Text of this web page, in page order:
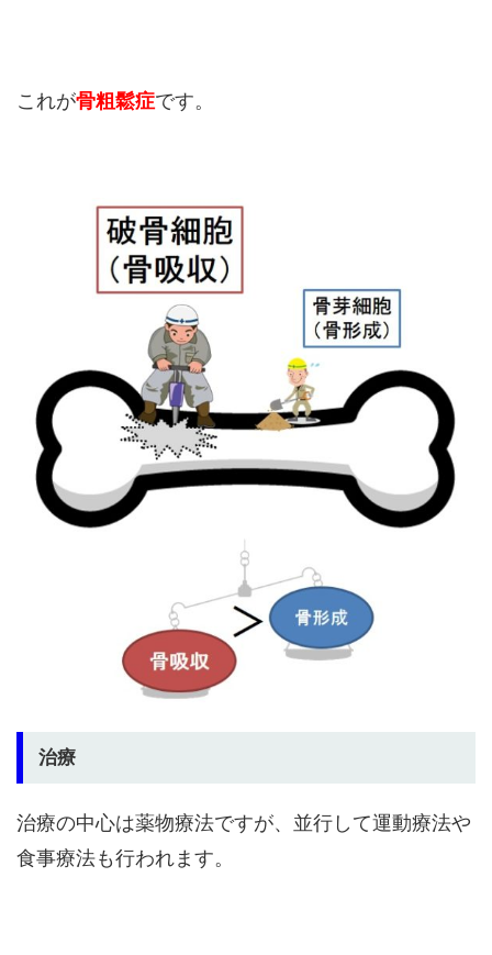
これが骨粗鬆症です。
治療
治療の中心は薬物療法ですが、並行して運動療法や
食事療法も行われます。